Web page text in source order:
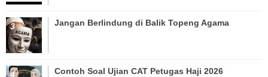
Jangan Berlindung di Balik Topeng Agama
Contoh Soal Ujian CAT Petugas Haji 2026